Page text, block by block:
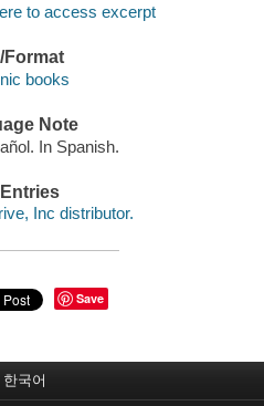
to access excerpt
Format
books
Note
In Spanish.
Inc distributor.
Save
한국어